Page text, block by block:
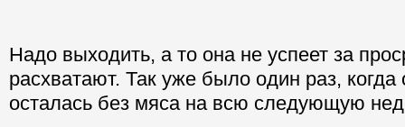
Надо выходить, а то она не успеет за
расхватают. Так уже было один раз, когда
осталась без мяса на всю следующую